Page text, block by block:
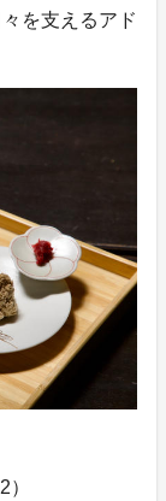
を⽀えるアド